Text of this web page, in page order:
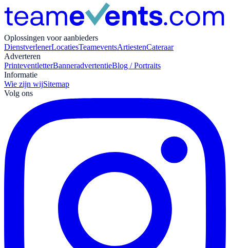
Oplossingen voor aanbieders
DienstverlenerLocatiesTeameventsArtiestenCateraar
Adverteren
PrinteventletterBanneradvertentieBlog / Portraits
Informatie
Wie zijn wijSitemap
Volg ons